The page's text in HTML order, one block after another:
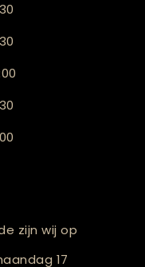
zijn wij op
17